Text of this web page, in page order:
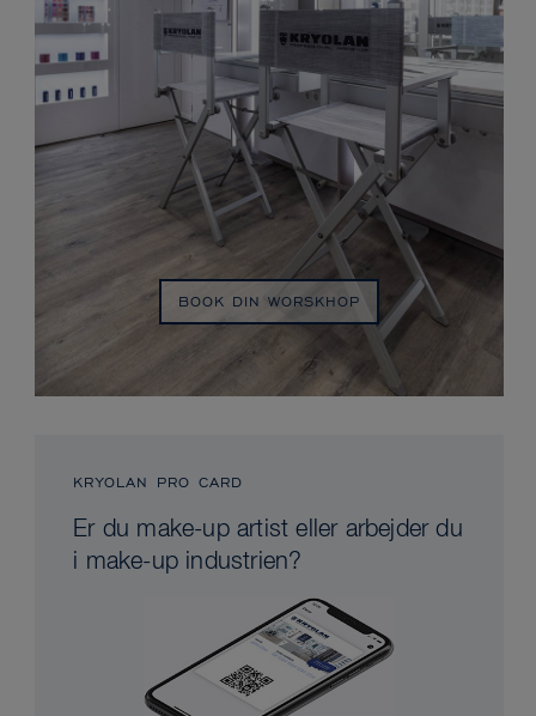
BOOK DIN WORSKHOP
KRYOLAN PRO CARD
Er du make-up artist eller arbejder du
i make-up industrien?